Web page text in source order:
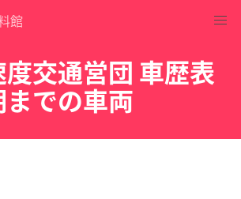
館
交通営団 車歴表
での車両